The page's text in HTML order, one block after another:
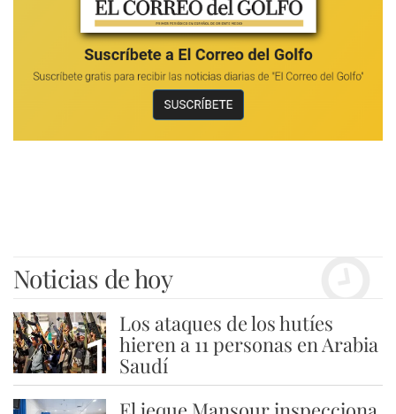
Noticias de hoy
1
Los ataques de los hutíes
hieren a 11 personas en Arabia
Saudí